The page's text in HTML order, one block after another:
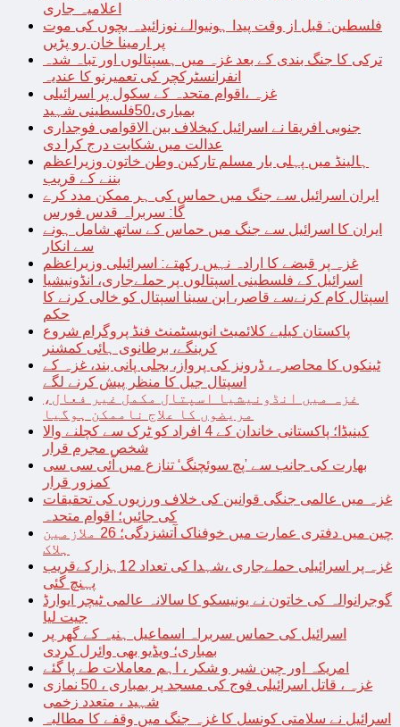
اعلامیہ جاری
فلسطین: قبل از وقت پیدا ہونیوالے نوزائیدہ بچوں کی موت
پر ارمینا خان رو پڑیں
ترکی کا جنگ بندی کے بعد غزہ میں ہسپتالوں اور تباہ شدہ
انفرانسٹرکچر کی تعمیرنو کا عندیہ
غزہ ،اقوام متحدہ کے سکول پر اسرائیلی
بمباری،50فلسطینی شہید
جنوبی افریقا نے اسرائیل کیخلاف بین الاقوامی فوجداری
عدالت میں شکایت درج کرا دی
ہالینڈ میں پہلی بار مسلم تارکین وطن خاتون وزیراعظم
بننے کے قریب
ایران اسرائیل سے جنگ میں حماس کی ہر ممکن مدد کرے
گا: سربراہ قدس فورس
ایران کا اسرائیل سے جنگ میں حماس کے ساتھ شامل ہونے
سے انکار
غزہ پر قبضے کا ارادہ نہیں رکھتے: اسرائیلی وزیراعظم
اسرائیل کے فلسطینی اسپتالوں پر حملےجاری، انڈونیشیا
اسپتال کام کرنےسے قاصر، ابن سینا اسپتال کو خالی کرنے کا
حکم
پاکستان کیلیے کلائمیٹ انویسٹمنٹ فنڈ پروگرام شروع
کرینگے، برطانوی ہائی کمشنر
ٹینکوں کا محاصرہ، ڈرونز کی پرواز، بجلی پانی بند، غزہ کے
اسپتال جیل کا منظر پیش کرنے لگے
غزہ میں انڈونیشیا اسپتال مکمل غیر فعال،
مریضوں کا علاج ناممکن ہوگیا
کینیڈا؛ پاکستانی خاندان کے 4 افراد کو ٹرک سے کچلنے والا
شخص مجرم قرار
بھارت کی جانب سے ’پچ سوئچنگ‘ تنازع میں آئی سی سی
کمزور قرار
غزہ میں عالمی جنگی قوانین کی خلاف ورزیوں کی تحقیقات
کی جائیں؛ اقوام متحدہ
چین میں دفتری عمارت میں خوفناک آتشزدگی؛ 26 ملازمین
ہلاک
غزہ پر اسرائیلی حملےجاری ،شہدا کی تعداد 12ہزارکےقریب
پہنچ گئی
گوجرانوالہ کی خاتون نے یونیسکو کا سالانہ عالمی ٹیچر ایوارڈ
جیت لیا
اسرائیل کی حماس سربراہ اسماعیل ہنیہ کے گھر پر
بمباری؛ ویڈیو بھی وائرل کردی
امریکہ اور چین شیر و شکر ، اہم معاملات طے پا گئے
غزہ ، قاتل اسرائیلی فوج کی مسجد پر بمباری ، 50 نمازی
شہید ، متعدد زخمی
اسرائیل نے سلامتی کونسل کا غزہ جنگ میں وقفے کا مطالبہ